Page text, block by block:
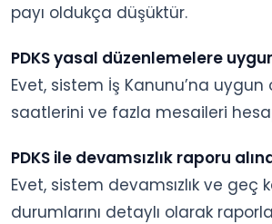
payı oldukça düşüktür.
PDKS yasal düzenlemelere
Evet, sistem İş Kanunu’na uygun
saatlerini ve fazla mesaileri
PDKS ile devamsızlık raporu
Evet, sistem devamsızlık ve geç
durumlarını detaylı olarak